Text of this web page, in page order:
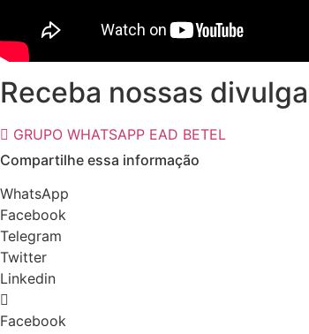
Receba nossas
GRUPO WHATSAPP EAD BETEL
Compartilhe essa informação
WhatsApp
Facebook
Telegram
Twitter
Linkedin
Facebook